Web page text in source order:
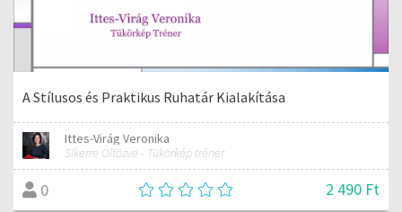
A Stílusos és Praktikus Ruhatár Kialakítása
Ittes-Virág Veronika
Sikerre Öltözve - Tükörkép tréner
0 2 490 Ft